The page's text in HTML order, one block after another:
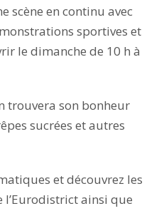
scène en continu avec
sportives et
le dimanche de 10 h à
trouvera son bonheur
sucrées et autres
et découvrez les
ainsi que